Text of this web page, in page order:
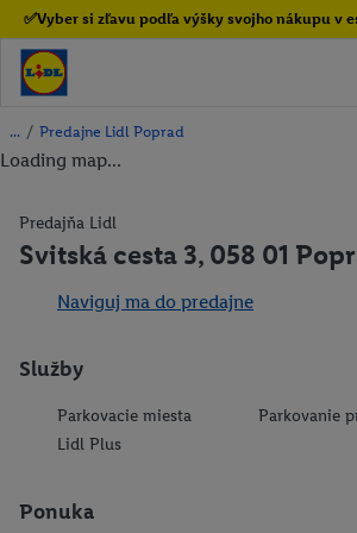
✅Vyber si zľavu podľa výšky svojho nákupu v
/ Predajne Lidl Poprad
Loading map...
Predajňa Lidl
Svitská cesta 3, 058 01
Naviguj ma do predajne
Služby
Parkovacie miesta
Parkovanie
Lidl Plus
Ponuka